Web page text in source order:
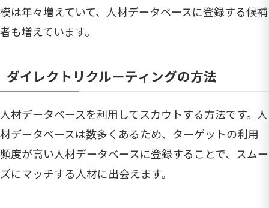
模は年々増えていて、人材データベースに登録する候補
者も増えています。
ダイレクトリクルーティングの方法
人材データベースを利用してスカウトする方法です。人
材データベースは数多くあるため、ターゲットの利用
頻度が高い人材データベースに登録することで、スムー
ズにマッチする人材に出会えます。